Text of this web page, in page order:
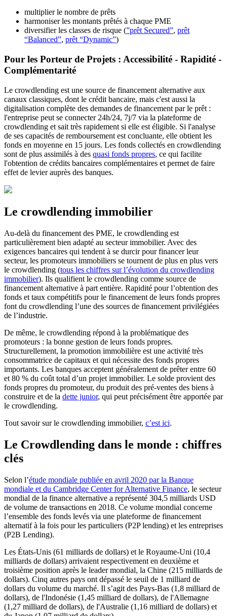
multiplier le nombre de prêts
harmoniser les montants prêtés à chaque PME
diversifier les classes de risque (”prêt Secured”, prêt
“Balanced”, prêt “Dynamic”)
Pour les Porteur de Projets : Accessibilité - Rapidité -
Complémentarité
Le crowdlending est une source de financement alternative aux
canaux classiques, dont le crédit bancaire, mais c'est aussi la
digitalisation complète des demandes de financement par le prêt :
l'entreprise peut se connecter 24h/24, 7j/7 via la plateforme de
crowdlending et sait très rapidement si elle est éligible. Si l'analyse
de ses capacités de remboursement est concluante, elle obtient les
fonds en moyenne en 15 jours. Les fonds collectés en crowdlending
sont de plus assimilés à des quasi fonds propres, ce qui facilite
l'obtention de crédits bancaires complémentaires et permet de faire
effet de levier auprès des banques.
Le crowdlending immobilier
Au-delà du financement des PME, le crowdlending est
particulièrement bien adapté au secteur immobilier. Avec des
exigences bancaires qui tendent à se durcir pour financer leur
secteur, les promoteurs immobiliers se tournent de plus en plus vers
le crowdlending (tous les chiffres sur l’évolution du crowdlending
immobilier). Ils qualifient le crowdlending comme source de
financement alternative à part entière. Rapidité pour l’obtention des
fonds et taux compétitifs pour le financement de leurs fonds propres
font du crowdlending l’une des sources de financement privilégiées
de l’industrie.
De même, le crowdlending répond à la problématique des
promoteurs : la bonne gestion de leurs fonds propres.
Structurellement, la promotion immobilière est une activité très
consommatrice de capitaux et qui nécessite des fonds propres
importants. Les banques acceptent généralement de prêter entre 60
et 80 % du coût total d’un projet immobilier. Le solde provient des
fonds propres du promoteur, du produit des pré-ventes des biens à
construire et de la dette junior, qui peut précisément être apportée par
le crowdlending.
Tout savoir sur le crowdlending immobilier, c’est ici.
Le Crowdlending dans le monde : chiffres
clés
Selon l’étude mondiale publiée en avril 2020 par la Banque
mondiale et du Cambridge Center for Alternative Finance, le secteur
mondial de la finance alternative a représenté 304,5 milliards USD
de volume de transactions en 2018. Ce volume mondial concerne
l’ensemble des fonds levés via une plateforme de financement
alternatif à la fois pour les particuliers (P2P lending) et les entreprises
(P2B Lending).
Les États-Unis (61 milliards de dollars) et le Royaume-Uni (10,4
milliards de dollars) arrivaient respectivement en deuxième et
troisième position après le leader mondial, la Chine (215 milliards de
dollars). Cinq autres pays ont dépassé le seuil de 1 milliard de
dollars du volume du marché. Il s’agit des Pays-Bas (1,8 milliard de
dollars), de l'Indonésie (1,45 milliard de dollars), de l'Allemagne
(1,27 milliard de dollars), de l'Australie (1,16 milliard de dollars) et